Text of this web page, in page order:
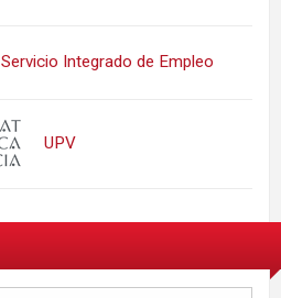
Servicio Integrado de Empleo
UPV